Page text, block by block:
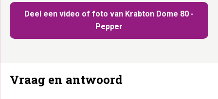
Deel een video of foto van Krabton Dome 80 -
Pepper
Vraag en antwoord